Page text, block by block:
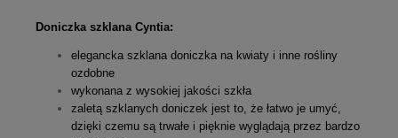
Doniczka szklana Cyntia:
elegancka szklana doniczka na kwiaty i inne rośliny
ozdobne
wykonana z wysokiej jakości szkła
zaletą szklanych doniczek jest to, że łatwo je umyć,
dzięki czemu są trwałe i pięknie wyglądają przez bardzo